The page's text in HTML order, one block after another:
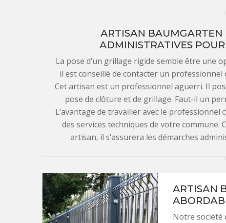
ARTISAN BAUMGARTEN
ADMINISTRATIVES
La pose d’un grillage rigide semble être une
il est conseillé de contacter un
Cet artisan est un professionnel aguerri. Il
pose de clôture et de grillage. Faut-il un
L’avantage de travailler avec le professionnel
des services techniques de votre commune.
artisan, il s’assurera les démarches
ARTISAN
Notre société